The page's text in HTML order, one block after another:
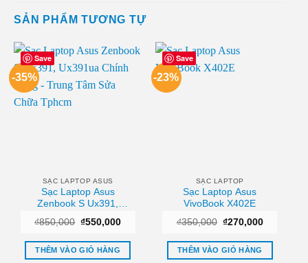
SẢN PHẨM TƯƠNG TỰ
Save
-35%
SẠC LAPTOP ASUS
Sạc Laptop Asus
Zenbook S Ux391,
Trung Tâm Sửa Chữa
Tphcm
₫850,000 Giá
là:
₫850,000.
₫550,000Giá
tại
₫550,000.
THÊM VÀO GIỎ HÀNG
Save
-23%
SẠC LAPTOP
Sạc Laptop Asus
VivoBook X402E
₫350,000 Giá
là:
₫350,000.
₫270,000Giá
tại
₫270,000.
THÊM VÀO GIỎ HÀNG